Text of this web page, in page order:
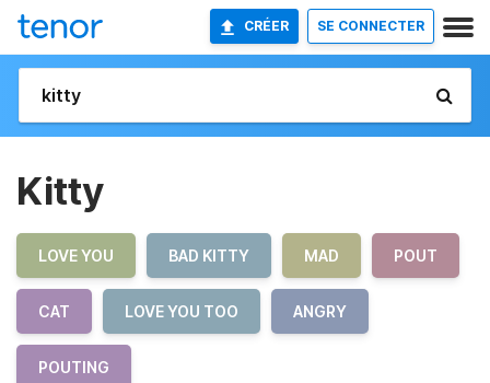
CRÉER SE CONNECTER
Kitty
LOVE YOU BAD KITTY MAD POUT
CAT LOVE YOU TOO ANGRY
POUTING